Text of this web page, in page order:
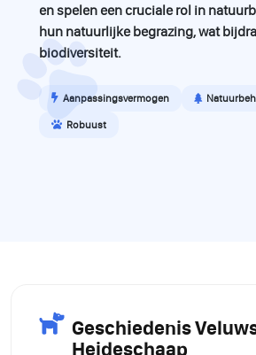
en spelen een cruciale rol in
hun natuurlijke begrazing, wat
biodiversiteit.
Aanpassingsvermogen
Robuust
Geschiedenis
Heideschaap